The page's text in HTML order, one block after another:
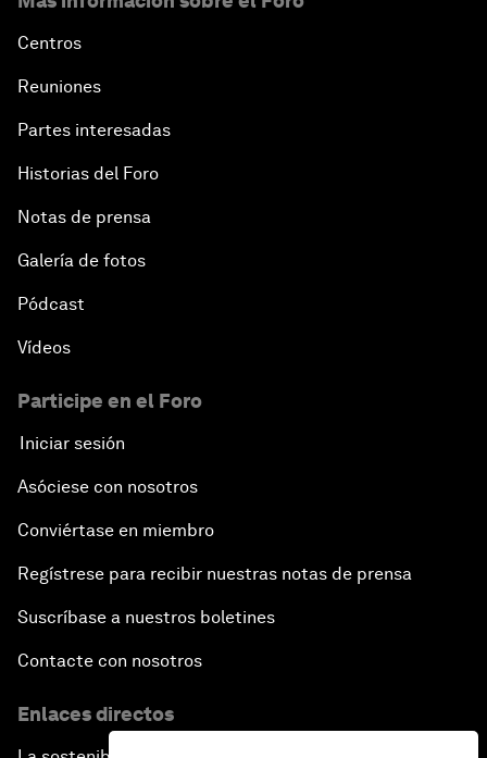
Centros
Reuniones
Partes interesadas
Historias del Foro
Notas de prensa
Galería de fotos
Pódcast
Vídeos
Participe en el Foro
Iniciar sesión
Asóciese con nosotros
Conviértase en miembro
Regístrese para recibir nuestras notas de prensa
Suscríbase a nuestros boletines
Contacte con nosotros
Enlaces directos